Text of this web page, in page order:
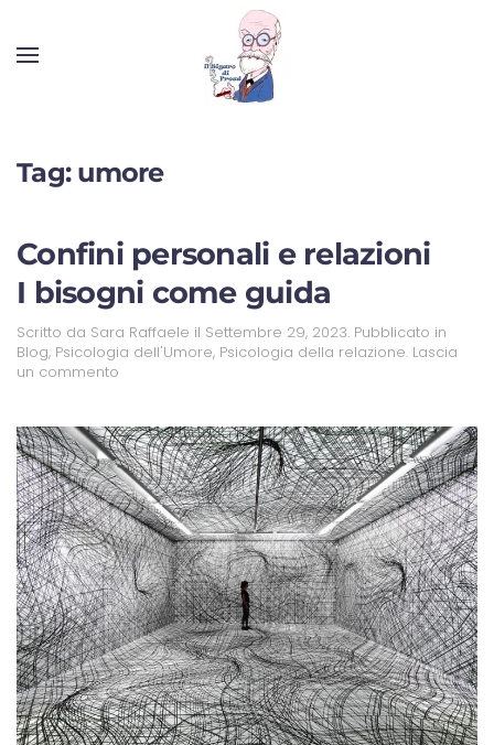
Tag: umore
Confini personali e relazioni
I bisogni come guida
Scritto da Sara Raffaele il Settembre 29, 2023. Pubblicato in
Blog, Psicologia dell'Umore, Psicologia della relazione. Lascia
un commento